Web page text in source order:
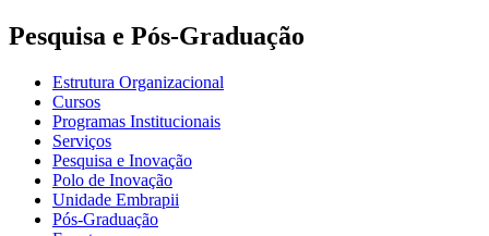
Pesquisa e Pós-Graduação
Estrutura Organizacional
Cursos
Programas Institucionais
Serviços
Pesquisa e Inovação
Polo de Inovação
Unidade Embrapii
Pós-Graduação